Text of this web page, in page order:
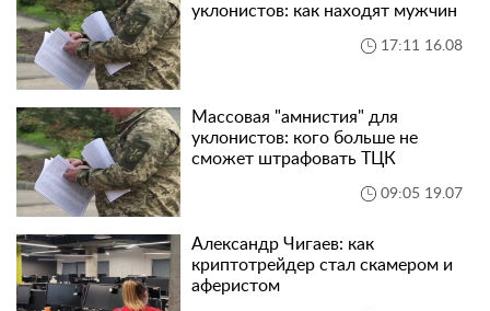
уклонистов: как находят мужчин
17:11 16.08
Массовая "амнистия" для
уклонистов: кого больше не
сможет штрафовать ТЦК
09:05 19.07
Александр Чигаев: как
криптотрейдер стал скамером и
аферистом